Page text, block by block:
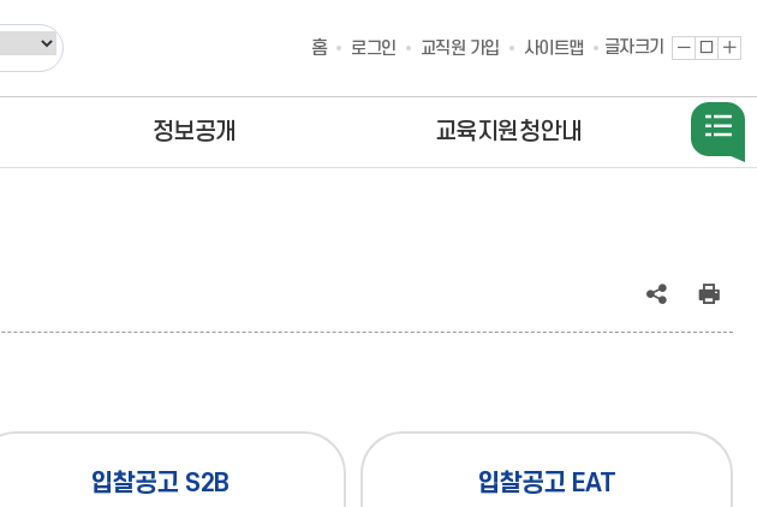
홈 로그인 교직원 가입 사이트맵 글자크기
글
크
소
글
크
기
기
본
글
크
기
확
대
정보공개 교육지원청안내
공
태
입찰공고 S2B 입찰공고 EAT